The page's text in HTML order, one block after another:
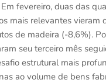
fevereiro, duas das
mais relevantes
de madeira (-8,6%).
seu terceiro mês
estrutural mais
ao volume de bens